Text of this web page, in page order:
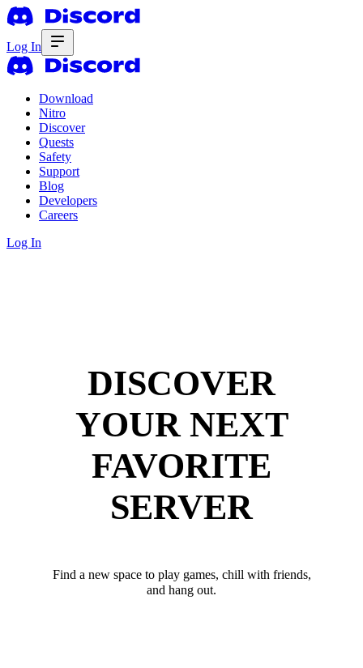
Log In
Download
Nitro
Discover
Quests
Safety
Support
Blog
Developers
Careers
Log In
DISCOVER
YOUR NEXT
FAVORITE
SERVER
Find a new space to play games, chill with friends,
and hang out.